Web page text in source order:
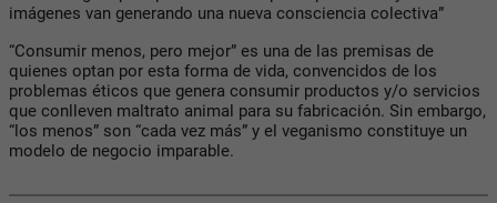
imágenes van generando una nueva consciencia colectiva”
“Consumir menos, pero mejor” es una de las premisas de
quienes optan por esta forma de vida, convencidos de los
problemas éticos que genera consumir productos y/o servicios
que conlleven maltrato animal para su fabricación. Sin embargo,
“los menos” son “cada vez más” y el veganismo constituye un
modelo de negocio imparable.